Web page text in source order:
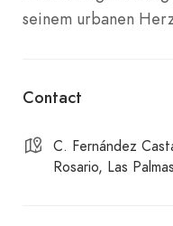
seinem urbanen
Contact
C. Fernández
Rosario, Las